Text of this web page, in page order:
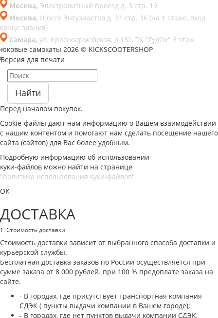
Москва, Электролитный проезд д. 3 стр. 19
Москва, Шоссе Энтузиастов д. 31 стр. 36 (на 1 этаже, вход
конце здания)
Самара, ул. Красноармейская, д.131, ТК "ГудОк" 3 этаж
самокаты 2026 © KICKSCOOTERSHOP
Версия для печати
Найти
Перед началом покупок.
Cookie-файлы дают нам информацию о Вашем взаимодействии
с нашим контентом и помогают нам сделать посещение нашего
сайта (сайтов) для Вас более удобным.
Подробную информацию об использовании
куки-файлов можно найти на странице
"политика использования куки-файлов"
ОК
ДОСТАВКА
1. Стоимость доставки
Стоимость доставки зависит от выбранного способа доставки и
курьерской службы.
Бесплатная доставка заказов по России осуществляется при
сумме заказа от 8 000 рублей. при 100 % предоплате заказа на
сайте.
- В городах, где присутствует транспортная компания
СДЭК ( пункты выдачи компании в Вашем городе);
- В городах, где нет пунктов выдачи компании СДЭК,